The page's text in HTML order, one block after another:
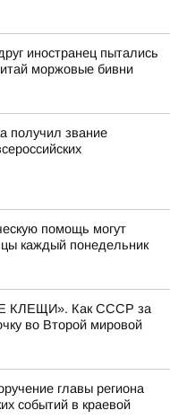
иностранец пытались
моржовые бивни
получил звание
помощь могут
каждый понедельник
КЛЕЩИ». Как СССР за
во Второй мировой
главы региона
событий в краевой